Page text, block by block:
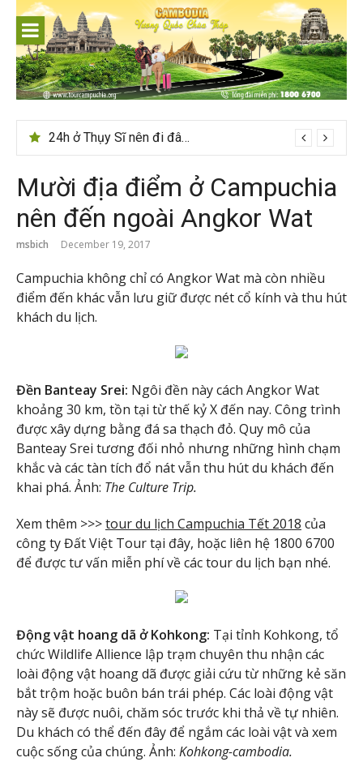
content
24h ở Thụy Sĩ nên đi đâu, chơi gì?
Mười địa điểm ở Campuchia
nên đến ngoài Angkor Wat
msbich December 19, 2017
Campuchia không chỉ có Angkor Wat mà còn nhiều
điểm đến khác vẫn lưu giữ được nét cổ kính và thu hút
khách du lịch.
Đền Banteay Srei: Ngôi đền này cách Angkor Wat
khoảng 30 km, tồn tại từ thế kỷ X đến nay. Công trình
được xây dựng bằng đá sa thạch đỏ. Quy mô của
Banteay Srei tương đối nhỏ nhưng những hình chạm
khắc và các tàn tích đổ nát vẫn thu hút du khách đến
khai phá. Ảnh: The Culture Trip.
Xem thêm >>>tour du lịch Campuchia Tết 2018 của
công ty Đất Việt Tour tại đây, hoặc liên hệ 1800 6700
để được tư vấn miễn phí về các tour du lịch bạn nhé.
Động vật hoang dã ở Kohkong: Tại tỉnh Kohkong, tổ
chức Wildlife Allience lập trạm chuyên thu nhận các
loài động vật hoang dã được giải cứu từ những kẻ săn
bắt trộm hoặc buôn bán trái phép. Các loài động vật
này sẽ được nuôi, chăm sóc trước khi thả về tự nhiên.
Du khách có thể đến đây để ngắm các loài vật và xem
cuộc sống của chúng. Ảnh: Kohkong-cambodia.